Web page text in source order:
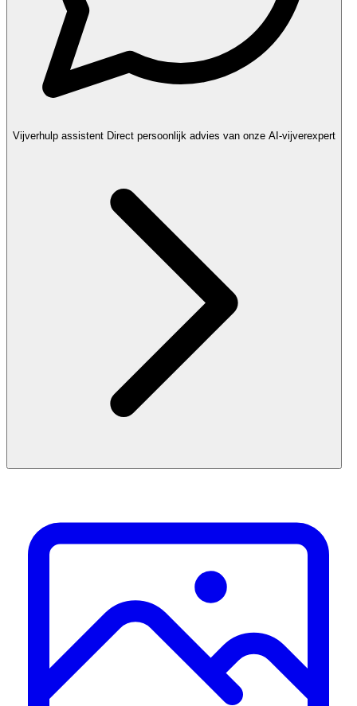
Vijverhulp assistent Direct persoonlijk advies van onze AI-vijverexpert